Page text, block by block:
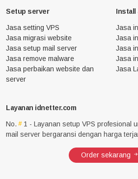
Setup server
Jasa setting VPS
Jasa migrasi website
Jasa setup mail server
Jasa remove malware
Jasa perbaikan website dan
server
Install
Jasa
Jasa
Jasa
Jasa
Jasa
Layanan idnetter.com
No.
1 - Layanan setup VPS profesional
mail server bergaransi dengan harga
Order sekarang